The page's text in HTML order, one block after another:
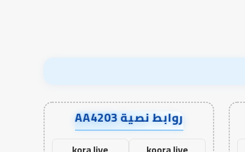
روابط نصية AA4203